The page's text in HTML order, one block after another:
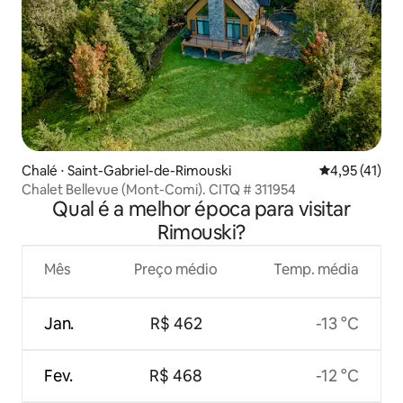
Chalé ⋅ Saint-Gabriel-de-Rimouski 4,95 de uma
4,95 (41)
Chalet Bellevue (Mont-Comi). CITQ # 311954
Qual é a melhor época para visitar
Rimouski?
Mês
Jan.
Fev.
Preço médio
R$ 462
R$ 468
Temp. média
-13 °C
-12 °C